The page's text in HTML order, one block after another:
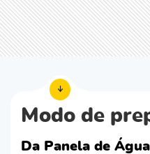
Modo de
Da Panela de